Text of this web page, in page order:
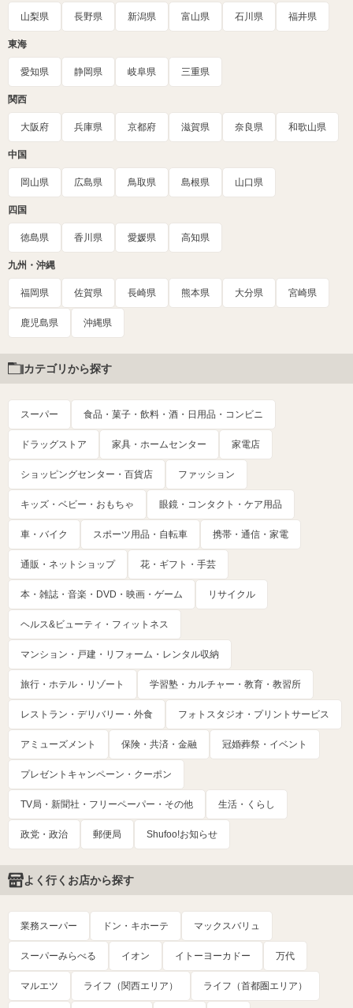
山梨県 長野県 新潟県 富山県 石川県 福井県
東海
愛知県 静岡県 岐阜県 三重県
関西
大阪府 兵庫県 京都府 滋賀県 奈良県 和歌山県
中国
岡山県 広島県 鳥取県 島根県 山口県
四国
徳島県 香川県 愛媛県 高知県
九州・沖縄
福岡県 佐賀県 長崎県 熊本県 大分県 宮崎県
鹿児島県 沖縄県
カテゴリから探す
スーパー 食品・菓子・飲料・酒・日用品・コンビニ
ドラッグストア 家具・ホームセンター 家電店
ショッピングセンター・百貨店 ファッション
キッズ・ベビー・おもちゃ 眼鏡・コンタクト・ケア用品
車・バイク スポーツ用品・自転車 携帯・通信・家電
通販・ネットショップ 花・ギフト・手芸
本・雑誌・音楽・DVD・映画・ゲーム リサイクル
ヘルス&ビューティ・フィットネス
マンション・戸建・リフォーム・レンタル収納
旅行・ホテル・リゾート 学習塾・カルチャー・教育・教習所
レストラン・デリバリー・外食 フォトスタジオ・プリントサービス
アミューズメント 保険・共済・金融 冠婚葬祭・イベント
プレゼントキャンペーン・クーポン
TV局・新聞社・フリーペーパー・その他 生活・くらし
政党・政治 郵便局 Shufoo!お知らせ
よく行くお店から探す
業務スーパー ドン・キホーテ マックスバリュ
スーパーみらべる イオン イトーヨーカドー 万代
マルエツ ライフ（関西エリア） ライフ（首都圏エリア）